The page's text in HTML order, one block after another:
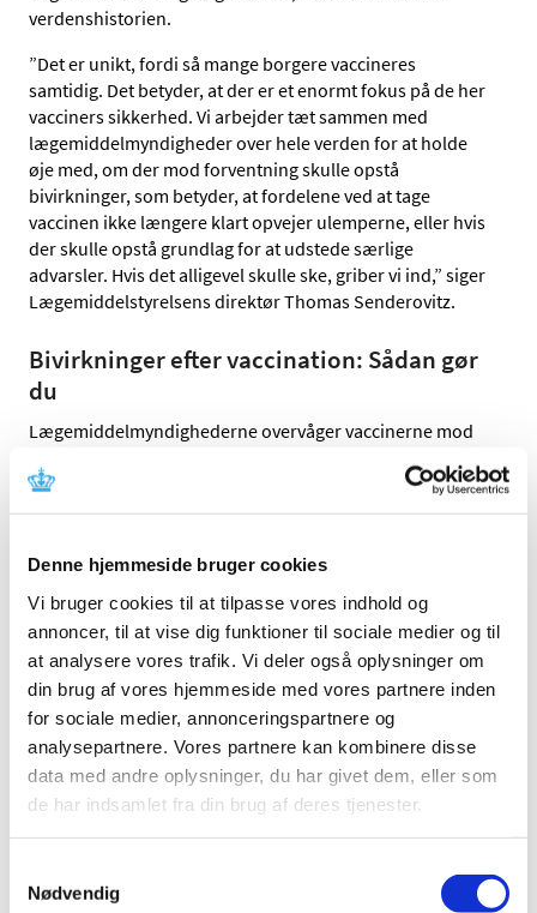
Denne hjemmeside bruger cookies
Vi bruger cookies til at tilpasse vores indhold og
annoncer, til at vise dig funktioner til sociale medier og til
at analysere vores trafik. Vi deler også oplysninger om
din brug af vores hjemmeside med vores partnere inden
for sociale medier, annonceringspartnere og
analysepartnere. Vores partnere kan kombinere disse
data med andre oplysninger, du har givet dem, eller som
de har indsamlet fra din brug af deres tjenester.
Nødvendig
verdenshistorien.
”Det er unikt, fordi så mange borgere vaccineres
samtidig. Det betyder, at der er et enormt fokus på de her
vacciners sikkerhed. Vi arbejder tæt sammen med
lægemiddelmyndigheder over hele verden for at holde
øje med, om der mod forventning skulle opstå
bivirkninger, som betyder, at fordelene ved at tage
vaccinen ikke længere klart opvejer ulemperne, eller hvis
der skulle opstå grundlag for at udstede særlige
advarsler. Hvis det alligevel skulle ske, griber vi ind,” siger
Lægemiddelstyrelsens direktør Thomas Senderovitz.
Bivirkninger efter vaccination: Sådan gør
du
Lægemiddelmyndighederne overvåger vaccinerne mod
indberetninger om formodede bivirkninger.
vaccination og oftest helt ufarlige. Det kan fx være
muskelømhed. Du behøver ikke at tage fat i din
læge, hvis du oplever den slags. Hvis du fx får let
feber, er det udtryk for, at immunsystemet reagerer,
som det skal.
Hvis du derimod oplever alvorlige symptomer, efter
du er blevet vaccineret, bør du kontakte din læge.
Det kan f.eks. være allergiske symptomer som
vejrtrækningsbesvær eller hududslæt. Lægen kan
vurdere, om symptomerne kan skyldes vaccinen
eller evt. andre forhold.